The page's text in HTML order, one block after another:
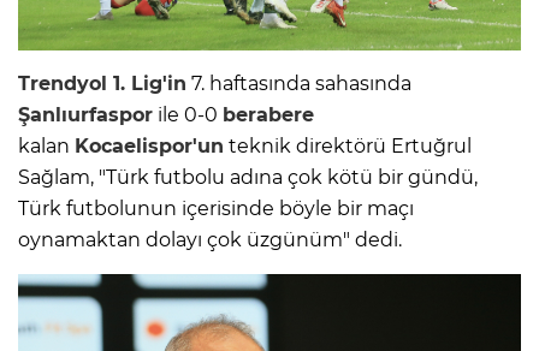
Trendyol 1. Lig'in 7. haftasında sahasında
Şanlıurfaspor ile 0-0 berabere
kalan Kocaelispor'un teknik direktörü Ertuğrul
Sağlam, "Türk futbolu adına çok kötü bir gündü,
Türk futbolunun içerisinde böyle bir maçı
oynamaktan dolayı çok üzgünüm" dedi.